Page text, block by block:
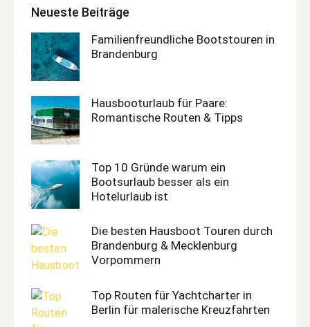
Neueste Beiträge
Familienfreundliche Bootstouren in
Brandenburg
Hausbooturlaub für Paare:
Romantische Routen & Tipps
Top 10 Gründe warum ein
Bootsurlaub besser als ein
Hotelurlaub ist
Die besten Hausboot Touren durch
Brandenburg & Mecklenburg
Vorpommern
Top Routen für Yachtcharter in
Berlin für malerische Kreuzfahrten